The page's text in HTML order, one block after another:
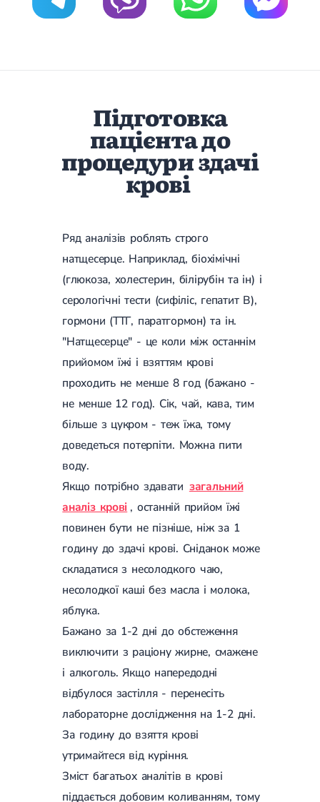
Аритмія
Кардіологія клімактеричного періоду
Кардіологія при веденні вагітності
Симптоматична артеріальна гіпертензія
Жовчнокам'яна хвороба (ЖКХ)
Лікування жовчнокам'яної хвороби
Камені у жовчному міхурі
Гострий панкреатит
Хронічний панкреатит
Калькульозний холецистит
Гострий холецистит
Безкам'яний холецистит
Гострі респіраторні захворювання (ГРЗ)
Бронхіт
Бронхіт у дітей
Обструктивний бронхіт
Хронічний бронхіт
Гострий бронхіт
ГРВІ
ГРВІ у дорослих
Ротавірусна інфекція
Терапевтична допомога при вагітності
Ортопедія і травматологія
Асептичний некроз головки стегнової кістки
Асептичний некроз таранної кістки
Епікондиліт
Лікування переломів щиколоток
Лікування переломів плеча
Лікування переломів передпліччя
Лікування переломів кісток тазу
Іммобілізація
Лікування переломів шийки стегна і стегнової кістки
Лікування переломів гомілки
Лікування переломів п'яти
Полиостеоартроз
Протез синовіальної рідини
Підготовка
пацієнта до
процедури здачі
крові
Ряд аналізів роблять строго
натщесерце. Наприклад, біохімічні
(глюкоза, холестерин, білірубін та ін) і
серологічні тести (сифіліс, гепатит В),
гормони (ТТГ, паратгормон) та ін.
"Натщесерце" - це коли між останнім
прийомом їжі і взяттям крові
проходить не менше 8 год (бажано -
не менше 12 год). Сік, чай, кава, тим
більше з цукром - теж їжа, тому
доведеться потерпіти. Можна пити
воду.
Якщо потрібно здавати загальний
аналіз крові , останній прийом їжі
повинен бути не пізніше, ніж за 1
годину до здачі крові. Сніданок може
складатися з несолодкого чаю,
несолодкої каші без масла і молока,
яблука.
Бажано за 1-2 дні до обстеження
виключити з раціону жирне, смажене
і алкоголь. Якщо напередодні
відбулося застілля - перенесіть
лабораторне дослідження на 1-2 дні.
За годину до взяття крові
утримайтеся від куріння.
Зміст багатьох аналітів в крові
піддається добовим коливанням, тому